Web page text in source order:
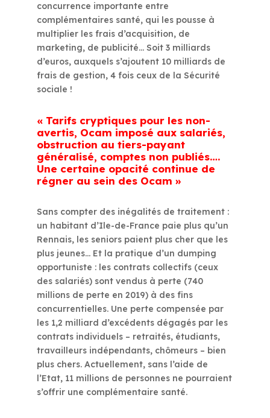
concurrence importante entre
complémentaires santé, qui les pousse à
multiplier les frais d’acquisition, de
marketing, de publicité… Soit 3 milliards
d’euros, auxquels s’ajoutent 10 milliards de
frais de gestion, 4 fois ceux de la Sécurité
sociale !
« Tarifs cryptiques pour les non-
avertis, Ocam imposé aux salariés,
obstruction au tiers-payant
généralisé, comptes non publiés….
Une certaine opacité continue de
régner au sein des Ocam »
Sans compter des inégalités de traitement :
un habitant d’Ile-de-France paie plus qu’un
Rennais, les seniors paient plus cher que les
plus jeunes… Et la pratique d’un dumping
opportuniste : les contrats collectifs (ceux
des salariés) sont vendus à perte (740
millions de perte en 2019) à des fins
concurrentielles. Une perte compensée par
les 1,2 milliard d’excédents dégagés par les
contrats individuels – retraités, étudiants,
travailleurs indépendants, chômeurs – bien
plus chers. Actuellement, sans l’aide de
l’Etat, 11 millions de personnes ne pourraient
s’offrir une complémentaire santé.